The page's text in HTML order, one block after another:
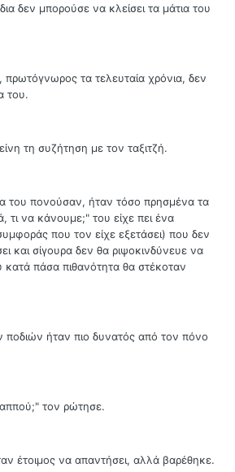
δεν μπορούσε να κλείσει τα μάτια του
τα τελευταία χρόνια, δεν
του.
τη συζήτηση με τον ταξιτζή.
του πονούσαν, ήταν τόσο πρησμένα τα
τι να κάνουμε;" του είχε πει ένα
που τον είχε εξετάσει) που δεν
και σίγουρα δεν θα ριψοκινδύνευε να
πάσα πιθανότητα θα στέκοταν
ποδιών ήταν πιο δυνατός από τον πόνο
τον ρώτησε.
έτοιμος να απαντήσει, αλλά βαρέθηκε.